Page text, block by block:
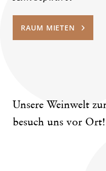
RAUM MIETEN
Unsere Weinwelt
besuch uns vor Ort!